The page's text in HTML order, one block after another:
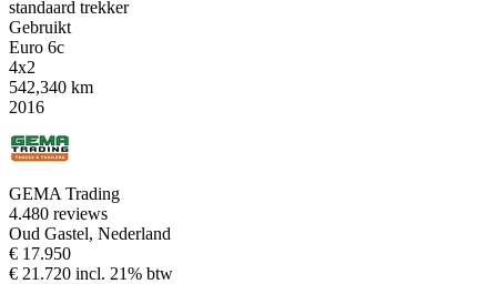
standaard trekker
Gebruikt
Euro 6c
4x2
542,340 km
2016
GEMA Trading
4.480 reviews
Oud Gastel, Nederland
€ 17.950
€ 21.720 incl. 21% btw